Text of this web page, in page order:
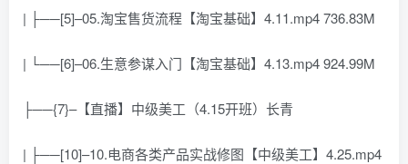
| ├──[5]–05.淘宝售货流程【淘宝基础】4.11.mp4 736.83M
| └──[6]–06.生意参谋入门【淘宝基础】4.13.mp4 924.99M
├──{7}–【直播】中级美工（4.15开班）长青
| ├──[10]–10.电商各类产品实战修图【中级美工】4.25.mp4